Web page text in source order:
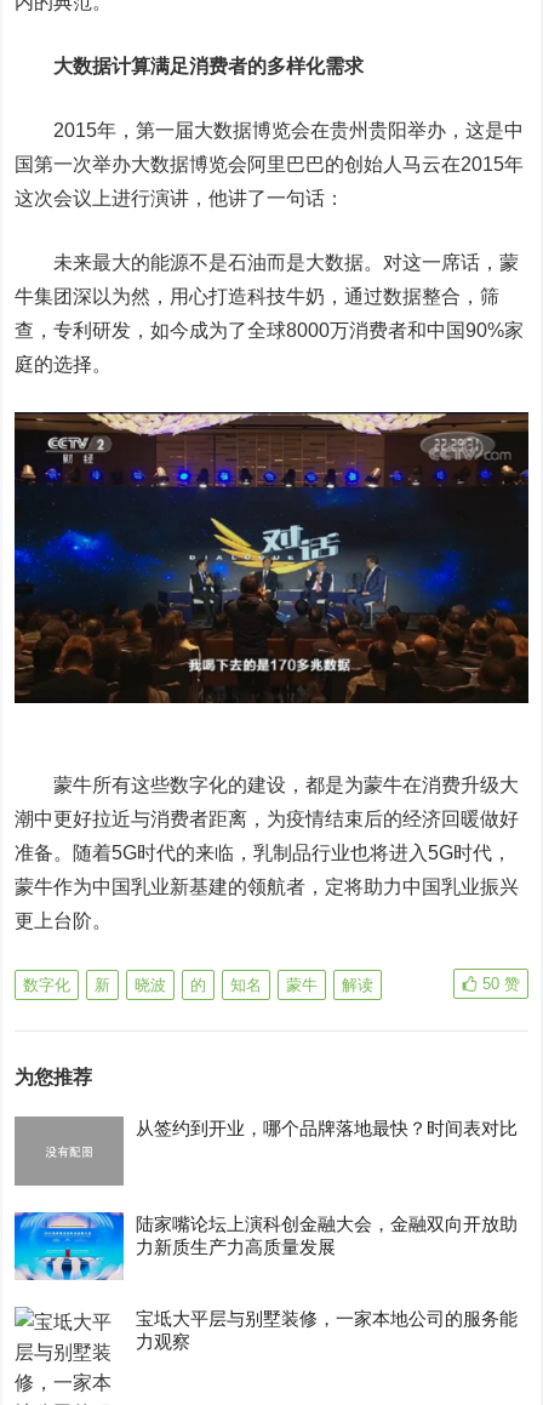
大数据计算满足消费者的多样化需求
2015年，第一届大数据博览会在贵州贵阳举办，这是中
国第一次举办大数据博览会阿里巴巴的创始人马云在2015年
这次会议上进行演讲，他讲了一句话：
未来最大的能源不是石油而是大数据。对这一席话，蒙
牛集团深以为然，用心打造科技牛奶，通过数据整合，筛
查，专利研发，如今成为了全球8000万消费者和中国90%家
庭的选择。
蒙牛所有这些数字化的建设，都是为蒙牛在消费升级大
潮中更好拉近与消费者距离，为疫情结束后的经济回暖做好
准备。随着5G时代的来临，乳制品行业也将进入5G时代，
蒙牛作为中国乳业新基建的领航者，定将助力中国乳业振兴
更上台阶。
数字化 新 晓波 的 知名 蒙牛 解读 50 赞
为您推荐
从签约到开业，哪个品牌落地最快？时间表对比
陆家嘴论坛上演科创金融大会，金融双向开放助
力新质生产力高质量发展
宝坻大平层与别墅装修，一家本地公司的服务能
力观察